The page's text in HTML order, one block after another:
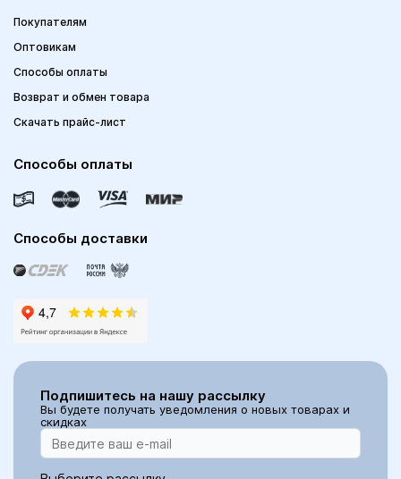
Покупателям
Оптовикам
Способы оплаты
Возврат и обмен товара
Скачать прайс-лист
Способы оплаты
Способы доставки
Подпишитесь на нашу рассылку
Вы будете получать уведомления о новых товарах и
скидках